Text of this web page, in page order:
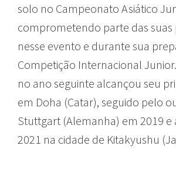
solo no Campeonato Asiático
comprometendo parte das suas
nesse evento e durante sua
Competição Internacional
no ano seguinte alcançou seu
em Doha (Catar), seguido pelo
Stuttgart (Alemanha) em 2019 e
2021 na cidade de Kitakyushu